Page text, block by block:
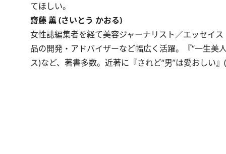
てほしい。
齋藤 薫 (さいとう かおる)
女性誌編集者を経て美容ジャーナリスト／エッセイ
品の開発・アドバイザーなど幅広く活躍。『“一生美
ス)など、著書多数。近著に『されど“男”は愛おしい』